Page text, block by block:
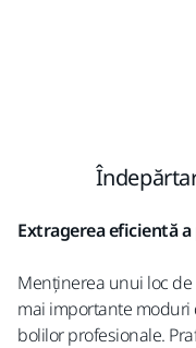
Extragerea eficientă
Menținerea unui loc
mai importante moduri
bolilor profesionale.